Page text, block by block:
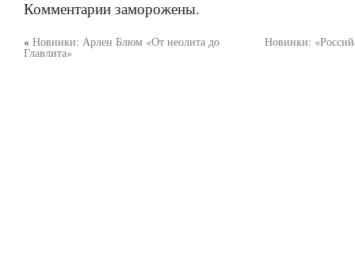
Комментарии заморожены.
« Новинки: Арлен Блюм «От неолита до
Главлита»
Новинки: